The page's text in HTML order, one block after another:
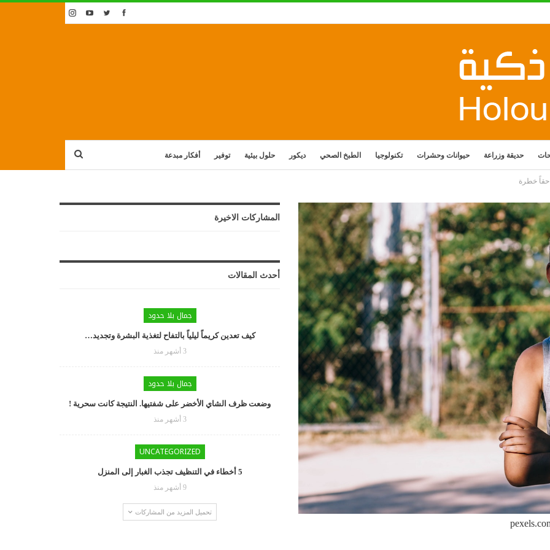
حديقة وزراعة حيوانات وحشرات تكنولوجيا الطبخ الصحي ديكور حلول بيئية توفير أفكار مبدعة
المشاركات الاخيرة
أحدث المقالات
جمال بلا حدود
كيف تعدين كريماً ليلياً بالتفاح لتغذية البشرة وتجديد…
3 أشهر منذ
جمال بلا حدود
وضعت ظرف الشاي الأخضر على شفتيها. النتيجة كانت سحرية !
3 أشهر منذ
UNCATEGORIZED
5 أخطاء في التنظيف تجذب الغبار إلى المنزل
9 أشهر منذ
تحميل المزيد من المشاركات